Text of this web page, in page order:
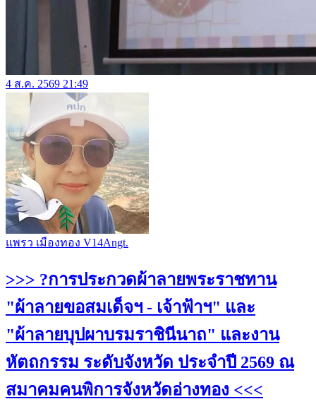
4 ส.ค. 2569 21:49
แพรว เมืองทอง V14Angt.
>>> ?การประกวดผ้าลายพระราชทาน
"ผ้าลายขอสมเด็จฯ - เจ้าฟ้าฯ" และ
"ผ้าลายบุปผาบรมราชินีนาถ" และงาน
หัตถกรรม ระดับจังหวัด ประจำปี 2569 ณ
สมาคมคนพิการจังหวัดอ่างทอง <<<